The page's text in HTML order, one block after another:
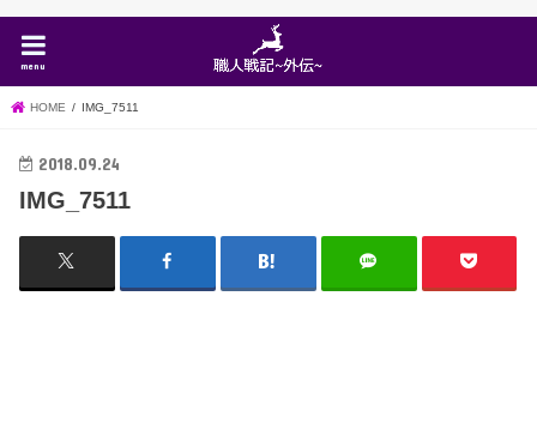
menu
HOME IMG_7511
2018.09.24
IMG_7511